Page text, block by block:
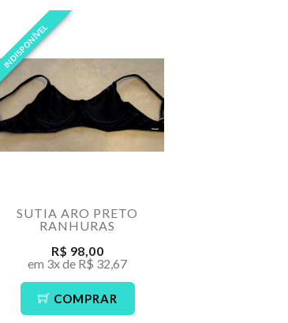
INDISPONÍVEL
SUTIA ARO PRETO
RANHURAS
R$ 98,00
em 3x de R$ 32,67
COMPRAR